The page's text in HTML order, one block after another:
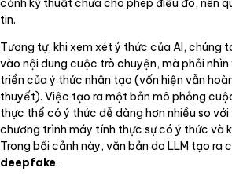
cảnh kỹ thuật chưa cho phép điều đó, nên
tin.
Tương tự, khi xem xét ý thức của AI, chúng
vào nội dung cuộc trò chuyện, mà phải
triển của ý thức nhân tạo (vốn hiện vẫn
thuyết). Việc tạo ra một bản mô phỏng
thực thể có ý thức dễ dàng hơn nhiều so
chương trình máy tính thực sự có ý thức và
Trong bối cảnh này, văn bản do LLM tạo ra
deepfake.